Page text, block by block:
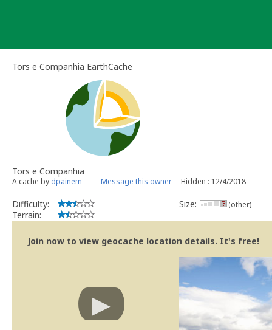
Tors e Companhia EarthCache
Tors e Companhia
A cache by dpainem Message this owner Hidden : 12/4/2018
Difficulty:
Terrain:
Size: (other)
Join now to view geocache location details. It's free!